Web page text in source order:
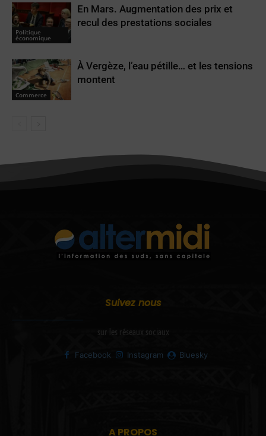
Politique
économique
En Mars. Augmentation des prix et
recul des prestations sociales
Commerce
À Vergèze, l’eau pétille… et les tensions
montent
Suivez nous
sur les réseaux sociaux
Facebook Instagram Bluesky
A PROPOS